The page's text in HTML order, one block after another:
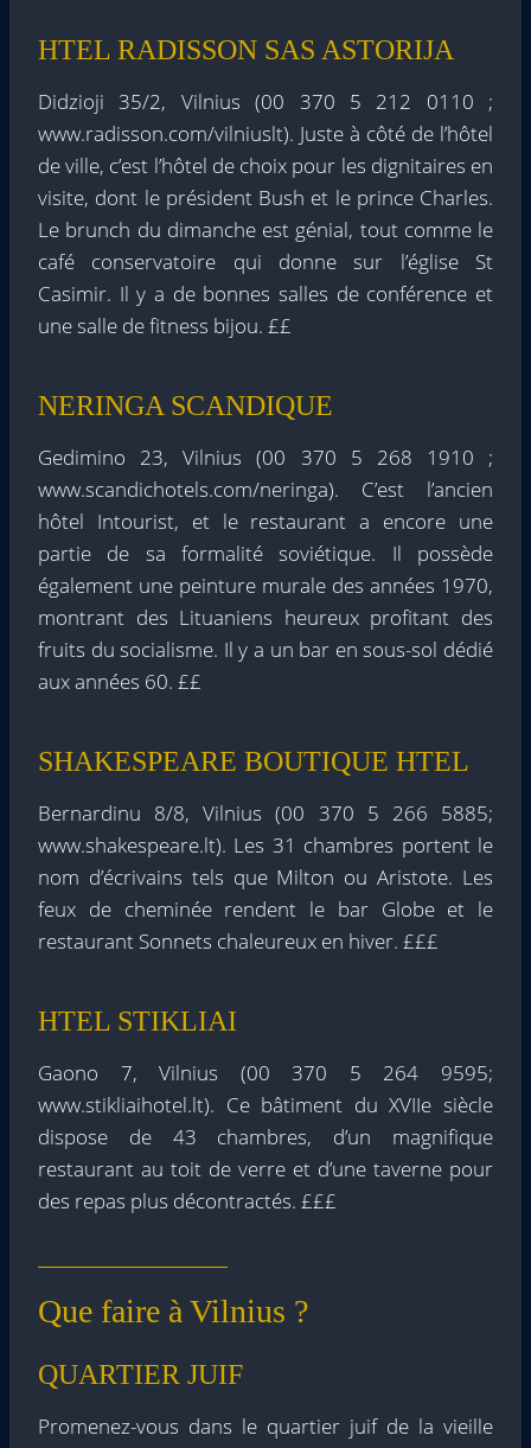
HTEL RADISSON SAS ASTORIJA
Didzioji 35/2, Vilnius (00 370 5 212 0110 ;
www.radisson.com/vilniuslt). Juste à côté de l’hôtel
de ville, c’est l’hôtel de choix pour les dignitaires en
visite, dont le président Bush et le prince Charles.
Le brunch du dimanche est génial, tout comme le
café conservatoire qui donne sur l’église St
Casimir. Il y a de bonnes salles de conférence et
une salle de fitness bijou. ££
NERINGA SCANDIQUE
Gedimino 23, Vilnius (00 370 5 268 1910 ;
www.scandichotels.com/neringa). C’est l’ancien
hôtel Intourist, et le restaurant a encore une
partie de sa formalité soviétique. Il possède
également une peinture murale des années 1970,
montrant des Lituaniens heureux profitant des
fruits du socialisme. Il y a un bar en sous-sol dédié
aux années 60. ££
SHAKESPEARE BOUTIQUE HTEL
Bernardinu 8/8, Vilnius (00 370 5 266 5885;
www.shakespeare.lt). Les 31 chambres portent le
nom d’écrivains tels que Milton ou Aristote. Les
feux de cheminée rendent le bar Globe et le
restaurant Sonnets chaleureux en hiver. £££
HTEL STIKLIAI
Gaono 7, Vilnius (00 370 5 264 9595;
www.stikliaihotel.lt). Ce bâtiment du XVIIe siècle
dispose de 43 chambres, d’un magnifique
restaurant au toit de verre et d’une taverne pour
des repas plus décontractés. £££
Que faire à Vilnius ?
QUARTIER JUIF
Promenez-vous dans le quartier juif de la vieille